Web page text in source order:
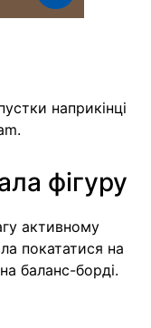
наприкінці
фігуру
активному
покататися на
баланс-борді.